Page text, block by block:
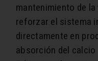
mantenimiento de
reforzar el sistema
directamente en
absorción del